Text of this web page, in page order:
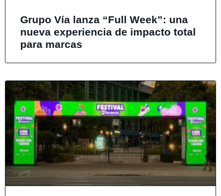
Grupo Vía lanza “Full Week”: una
nueva experiencia de impacto total
para marcas